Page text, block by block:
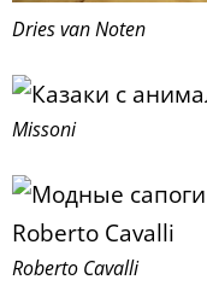
Dries van Noten
Missoni
Roberto Cavalli